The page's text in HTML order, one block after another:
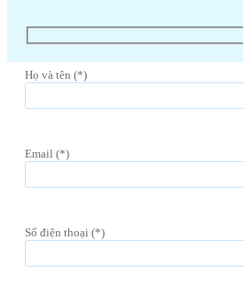
Họ và tên (*)
Email (*)
Số điện thoại (*)